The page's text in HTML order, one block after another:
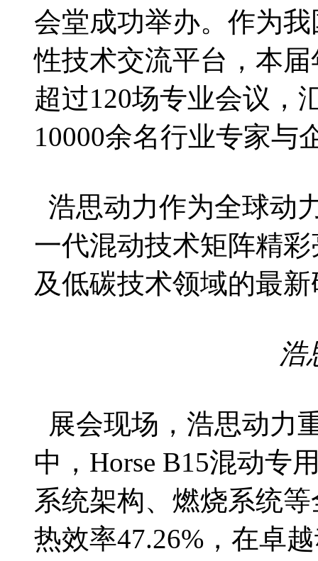
会堂成功举办。作为
性技术交流平台，本
超过120场专业会议，
10000余名行业专家与
浩思动力作为全球动
一代混动技术矩阵精
及低碳技术领域的最
浩
展会现场，浩思动力
中，Horse B15混动专
系统架构、燃烧系统
热效率47.26%，在卓